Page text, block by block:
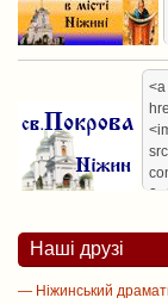
Наші друзі
— Ніжинський